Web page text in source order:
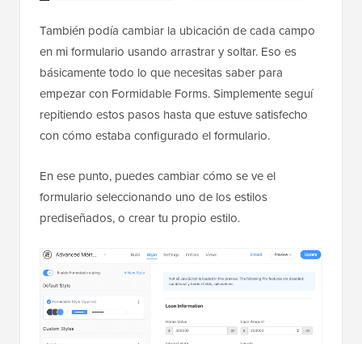
También podía cambiar la ubicación de cada campo
en mi formulario usando arrastrar y soltar. Eso es
básicamente todo lo que necesitas saber para
empezar con Formidable Forms. Simplemente seguí
repitiendo estos pasos hasta que estuve satisfecho
con cómo estaba configurado el formulario.
En ese punto, puedes cambiar cómo se ve el
formulario seleccionando uno de los estilos
prediseñados, o crear tu propio estilo.